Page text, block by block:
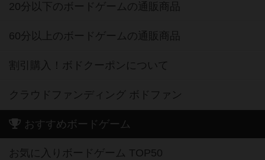
20分以下のボードゲームの通販商品
60分以上のボードゲームの通販商品
割引購入！ボドクーポンについて
クラウドファンディング ボドファン
おすすめボードゲーム
お気に入りボードゲーム TOP50